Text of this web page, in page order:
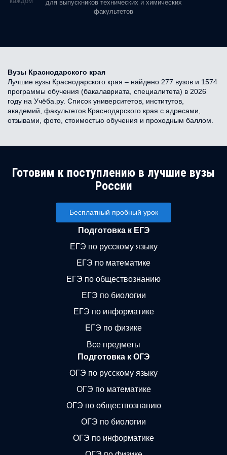
для выпускников технических и химических
факультетов
Вузы Краснодарского края
Лучшие вузы Краснодарского края – найдено 277 вузов и 1574
программы обучения (бакалавриата, специалитета) в 2026
году на Учёба.ру. Список университетов, институтов,
академий, факультетов Краснодарского края с адресами,
отзывами, фото, стоимостью обучения и проходным баллом.
Готовим к поступлению в лучшие вузы
России
Бесплатный пробный урок
Подготовка к ЕГЭ
ЕГЭ по русскому языку
ЕГЭ по математике
ЕГЭ по обществознанию
ЕГЭ по биологии
ЕГЭ по информатике
ЕГЭ по физике
Все предметы
Подготовка к ОГЭ
ОГЭ по русскому языку
ОГЭ по математике
ОГЭ по обществознанию
ОГЭ по биологии
ОГЭ по информатике